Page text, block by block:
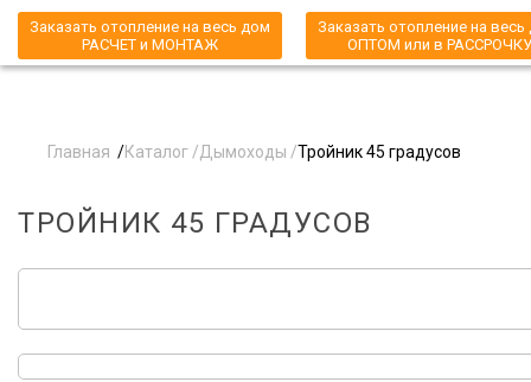
Заказать отопление на весь дом
РАСЧЕТ и МОНТАЖ
Заказать отопление на
ОПТОМ или в РАССРОЧКУ
Главная /Каталог /Дымоходы /Тройник 45 градусов
ТРОЙНИК 45 ГРАДУСОВ